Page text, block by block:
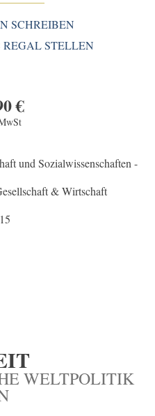
SCHREIBEN
REGAL STELLEN
€
und Sozialwissenschaften -
& Wirtschaft
WELTPOLITIK